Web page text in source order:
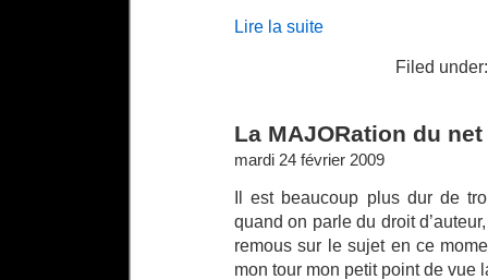
Lire la suite
Filed under:
La MAJORation du net
mardi 24 février 2009
Il est beaucoup plus dur de
quand on parle du droit
remous sur le sujet en ce
mon tour mon petit point de vue